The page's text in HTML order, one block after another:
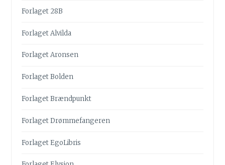
Forlaget 28B
Forlaget Alvilda
Forlaget Aronsen
Forlaget Bolden
Forlaget Brændpunkt
Forlaget Drømmefangeren
Forlaget EgoLibris